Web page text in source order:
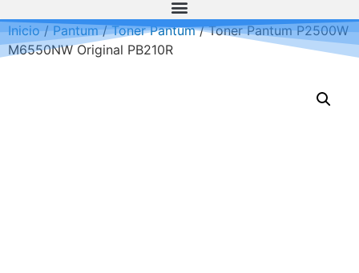
Inicio/Pantum/Toner Pantum/ Toner Pantum P2500W
M6550NW Original PB210R